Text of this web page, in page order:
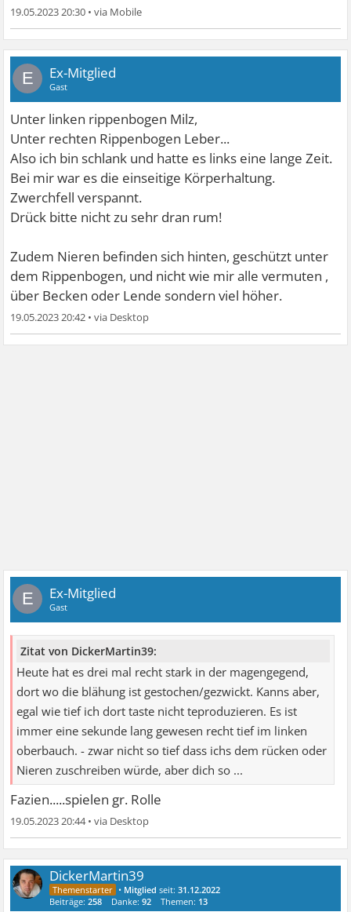
19.05.2023 20:30 •
E Ex-Mitglied
Gast
Unter linken rippenbogen Milz,
Unter rechten Rippenbogen Leber...
Also ich bin schlank und hatte es links eine lange Zeit.
Bei mir war es die einseitige Körperhaltung.
Zwerchfell verspannt.
Drück bitte nicht zu sehr dran rum!
Zudem Nieren befinden sich hinten, geschützt unter
dem Rippenbogen, und nicht wie mir alle vermuten ,
über Becken oder Lende sondern viel höher.
19.05.2023 20:42 •
E Ex-Mitglied
Gast
Zitat von DickerMartin39:
Heute hat es drei mal recht stark in der magengegend,
dort wo die blähung ist gestochen/gezwickt. Kanns aber,
egal wie tief ich dort taste nicht teproduzieren. Es ist
immer eine sekunde lang gewesen recht tief im linken
oberbauch. - zwar nicht so tief dass ichs dem rücken oder
Nieren zuschreiben würde, aber dich so ...
Fazien.....spielen gr. Rolle
19.05.2023 20:44•
DickerMartin39
• Mitglied seit:31.12.2022
Beiträge:258 Danke:92 Themen: 13